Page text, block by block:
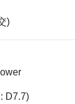
)
D7.7)